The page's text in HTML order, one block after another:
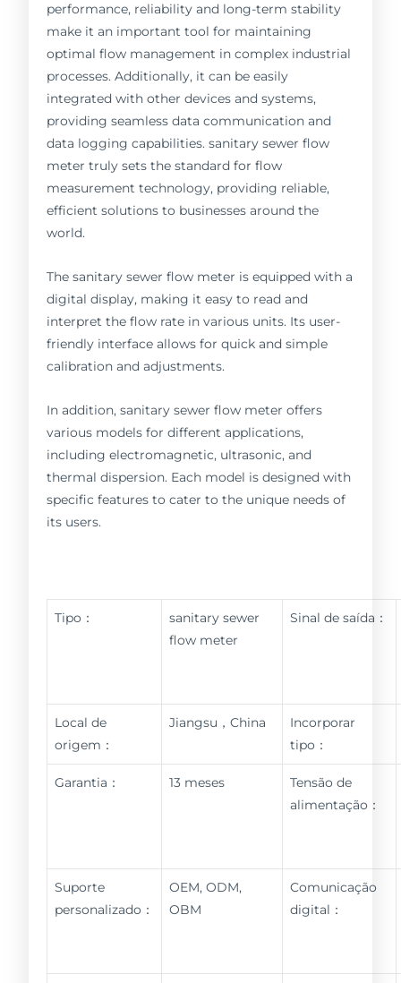
performance, reliability and long-term stability
make it an important tool for maintaining
optimal flow management in complex industrial
processes. Additionally, it can be easily
integrated with other devices and systems,
providing seamless data communication and
data logging capabilities. sanitary sewer flow
meter truly sets the standard for flow
measurement technology, providing reliable,
efficient solutions to businesses around the
world.
The sanitary sewer flow meter is equipped with a
digital display, making it easy to read and
interpret the flow rate in various units. Its user-
friendly interface allows for quick and simple
calibration and adjustments.
In addition, sanitary sewer flow meter offers
various models for different applications,
including electromagnetic, ultrasonic, and
thermal dispersion. Each model is designed with
specific features to cater to the unique needs of
its users.
Tipo：
sanitary sewer
flow meter
Sinal de saída：
Local de
origem：
Jiangsu，China
Incorporar
tipo：
Garantia： 13 meses
Tensão de
alimentação：
Suporte
personalizado：
OEM, ODM,
OBM
Comunicação
digital：